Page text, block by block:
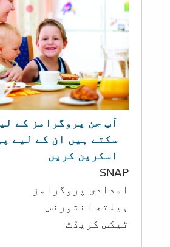
آپ جن پروگرامز کے
سکتے ہیں ان کے لیے
اسکرین کریں
SNAP
امدادی پروگرامز
‏ہیلتھ انشورنس
ٹیکس کریڈٹ